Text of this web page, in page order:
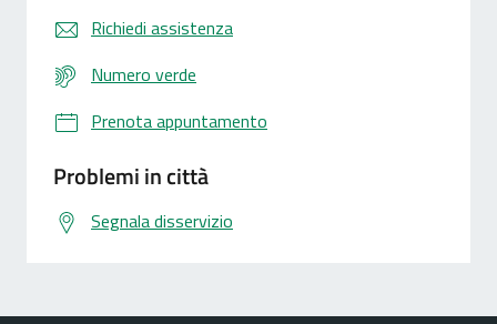
Richiedi assistenza
Numero verde
Prenota appuntamento
Problemi in città
Segnala disservizio